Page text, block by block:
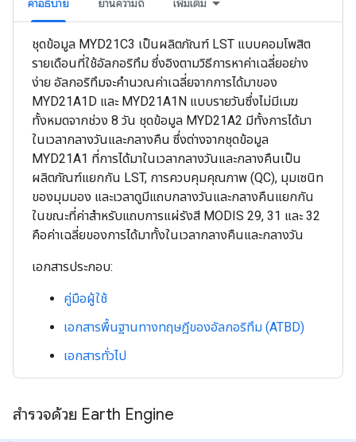
คำอธิบาย ย่านความถี่ เพิ่มเติม
ชุดข้อมูล MYD21C3 เป็นผลิตภัณฑ์ LST แบบคอมโพสิต
รายเดือนที่ใช้อัลกอริทึม ซึ่งอิงตามวิธีการหาค่าเฉลี่ยอย่าง
ง่าย อัลกอริทึมจะคำนวณค่าเฉลี่ยจากการได้มาของ
MYD21A1D และ MYD21A1N แบบรายวันซึ่งไม่มีเมฆ
ทั้งหมดจากช่วง 8 วัน ชุดข้อมูล MYD21A2 มีทั้งการได้มา
ในเวลากลางวันและกลางคืน ซึ่งต่างจากชุดข้อมูล
MYD21A1 ที่การได้มาในเวลากลางวันและกลางคืนเป็น
ผลิตภัณฑ์แยกกัน LST, การควบคุมคุณภาพ (QC), มุมเซนิท
ของมุมมอง และเวลาดูมีแถบกลางวันและกลางคืนแยกกัน
ในขณะที่ค่าสำหรับแถบการแผ่รังสี MODIS 29, 31 และ 32
คือค่าเฉลี่ยของการได้มาทั้งในเวลากลางคืนและกลางวัน
เอกสารประกอบ:
คู่มือผู้ใช้
เอกสารพื้นฐานทางทฤษฎีของอัลกอริทึม (ATBD)
เอกสารทั่วไป
สำรวจด้วย Earth Engine